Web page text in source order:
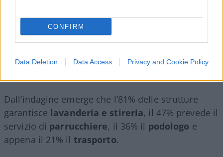
CONFIRM
Data Deletion Data Access Privacy and Cookie Policy
alle differenze di costo, il report evidenzia anche
disomogeneità nei servizi
Alcune strutture comprendono prestazioni che
altrove vengono fatte pagare a parte, aumentando
ulteriormente il carico sulle famiglie.
Dall’indagine emerge che l’81% delle strutture
garantisce lavanderia e stireria, il 47% prevede il
servizio di parrucchiere, il 36% il podologo e
appena il 21% il trasporto.